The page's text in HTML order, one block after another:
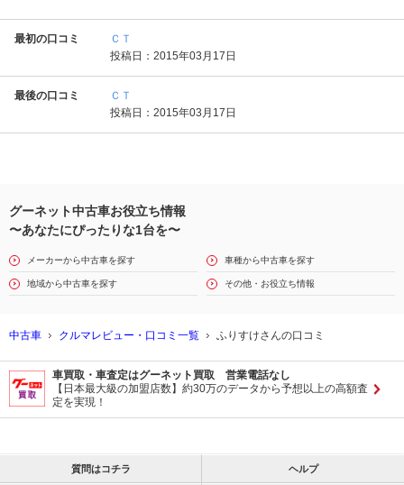
最初の口コミ
ＣＴ
投稿日：2015年03月17日
最後の口コミ
ＣＴ
投稿日：2015年03月17日
グーネット中古車お役立ち情報
〜あなたにぴったりな1台を〜
メーカーから中古車を探す 車種から中古車を探す
地域から中古車を探す その他・お役立ち情報
中古車 クルマレビュー・口コミ一覧 ふりすけさんの口コミ
車買取・車査定はグーネット買取 営業電話なし
【日本最大級の加盟店数】約30万のデータから予想以上の高額査
定を実現！
質問はコチラ ヘルプ